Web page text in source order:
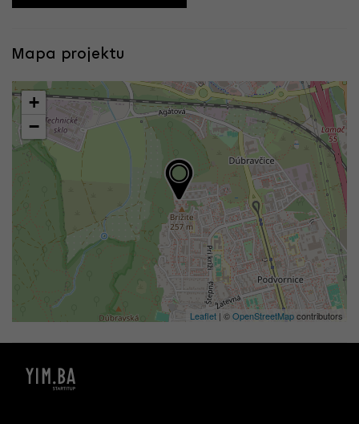
Mapa projektu
+
−
Leaflet | ©OpenStreetMapcontributors